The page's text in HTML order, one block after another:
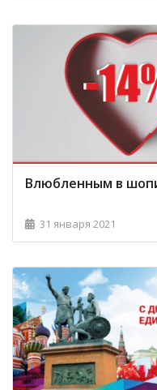
Влюбленным в
31 января 2021